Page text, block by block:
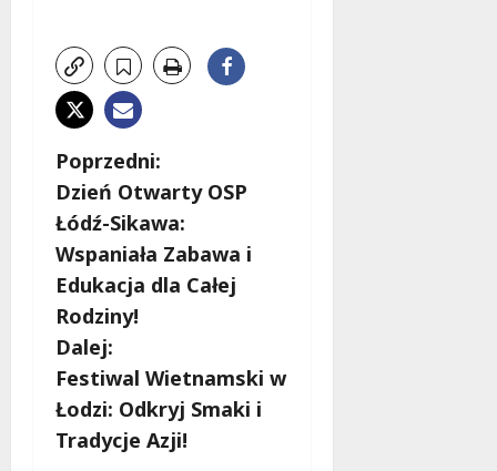
Z
o
b
a
c
z
w
Poprzedni:
Dzień Otwarty OSP
Łódź-Sikawa:
Wspaniała Zabawa i
Edukacja dla Całej
Rodziny!
Dalej:
Festiwal Wietnamski w
Łodzi: Odkryj Smaki i
Tradycje Azji!